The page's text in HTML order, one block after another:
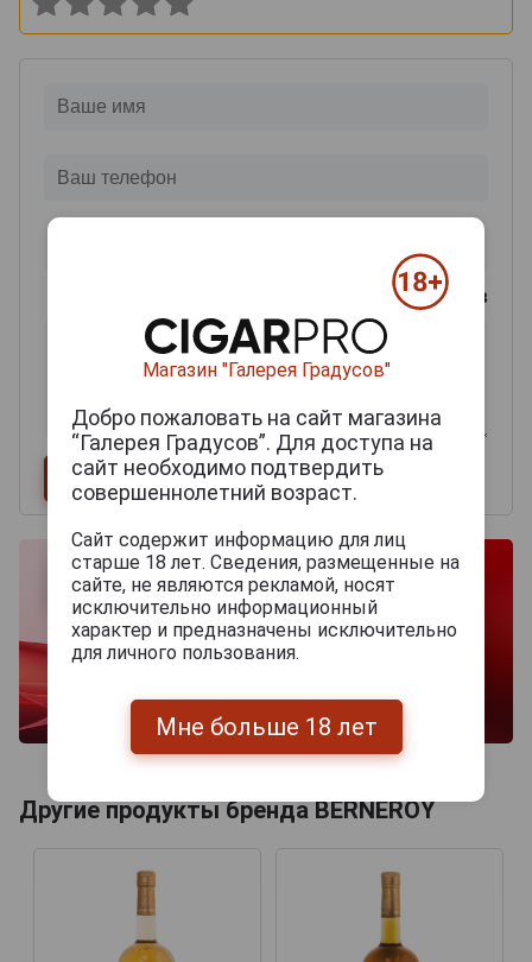
из 2000 знаков
Другие продукты бренда BERNEROY
Магазин "Галерея Градусов"
Добро пожаловать на сайт магазина
“Галерея Градусов”. Для доступа на
сайт необходимо подтвердить
совершеннолетний возраст.
Сайт содержит информацию для лиц
старше 18 лет. Сведения, размещенные на
сайте, не являются рекламой, носят
исключительно информационный
характер и предназначены исключительно
для личного пользования.
Мне больше 18 лет